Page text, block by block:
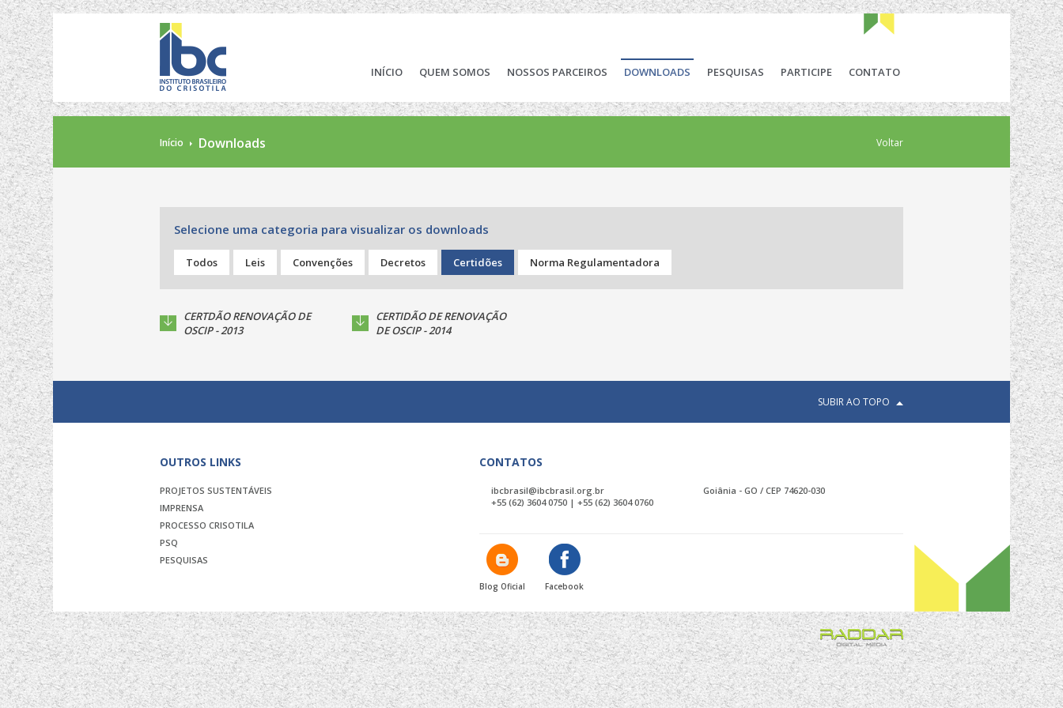
INÍCIO QUEM SOMOS NOSSOS PARCEIROS DOWNLOADS PESQUISAS PARTICIPE CONTATO
Início Downloads Voltar
Selecione uma categoria para visualizar os downloads
Todos Leis Convenções Decretos Certidões Norma Regulamentadora
CERTDÃO RENOVAÇÃO DE
OSCIP - 2013
CERTIDÃO DE RENOVAÇÃO
DE OSCIP - 2014
SUBIR AO TOPO
OUTROS LINKS
PROJETOS SUSTENTÁVEIS
IMPRENSA
PROCESSO CRISOTILA
PSQ
PESQUISAS
CONTATOS
ibcbrasil@ibcbrasil.org.br
+55 (62) 3604 0750 | +55 (62) 3604 0760
Goiânia - GO / CEP 74620-030
Blog Oficial Facebook